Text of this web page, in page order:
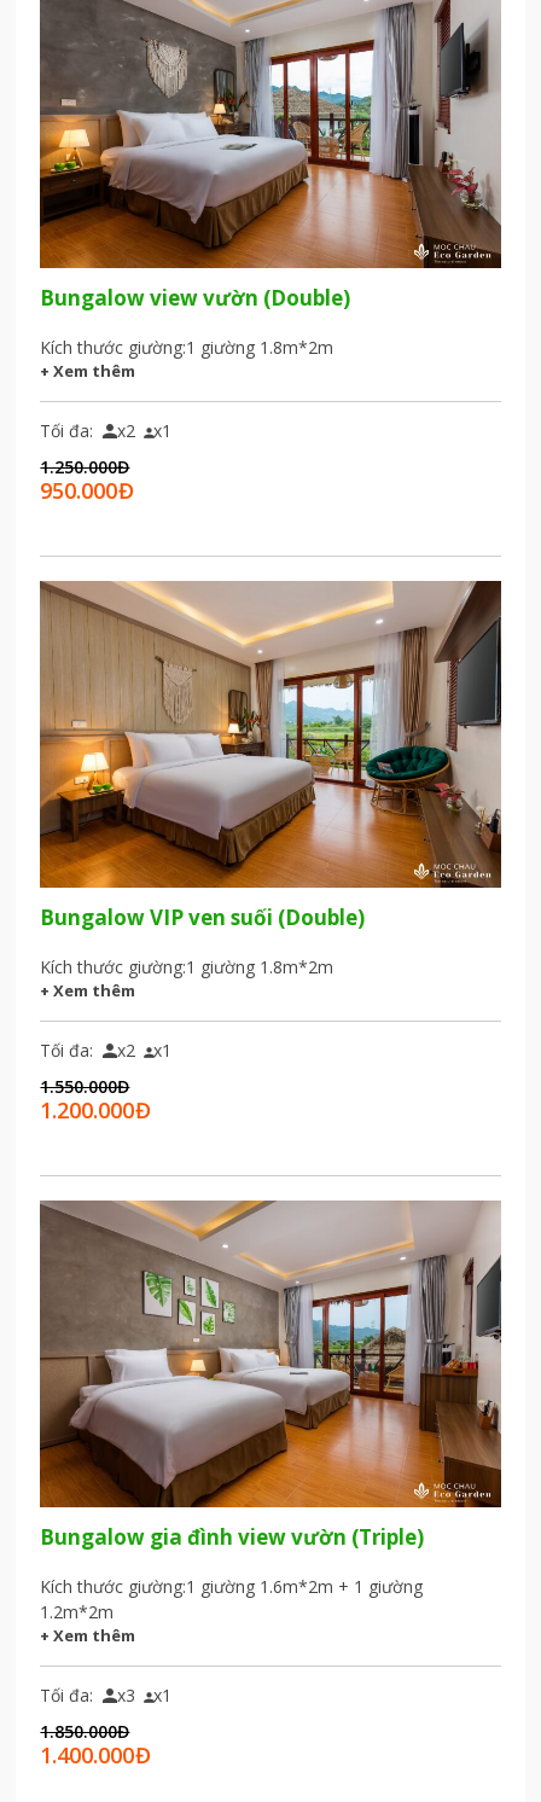
Bungalow gia đình view vườn (Triple)
Kích thước giường:1 giường 1.6m*2m + 1 giường
1.2m*2m
+ Xem thêm
1.850.000Đ
1.400.000Đ
Tối đa: x3
 x1

Bungalow view vườn (Double)
Kích thước giường:1 giường 1.8m*2m
+ Xem thêm
1.250.000Đ
950.000Đ
Tối đa: x2
 x1

Bungalow VIP ven suối (Double)
Kích thước giường:1 giường 1.8m*2m
+ Xem thêm
1.550.000Đ
1.200.000Đ
Tối đa: x2
 x1
